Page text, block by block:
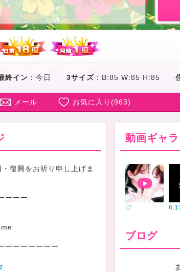
終イン ： 今日 3サイズ： B:85 W:85 H:85
メール お気に入り(963)
復興をお祈り申し上げま
ーーー
ーーーーーーー
動画ギャ
♡
ブログ